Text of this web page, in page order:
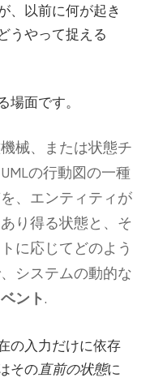
、以前に何が起き
うやって捉える
場面です。
械、または状態チ
の行動図の一種
、エンティティが
り得る状態と、そ
に応じてどのよう
システムの動的な
ント.
の入力だけに依存
その直前の状態に